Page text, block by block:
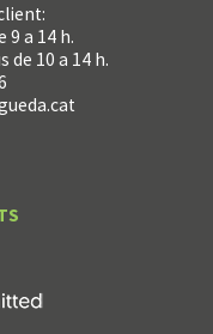
9 a 14 h.
de 10 a 14 h.